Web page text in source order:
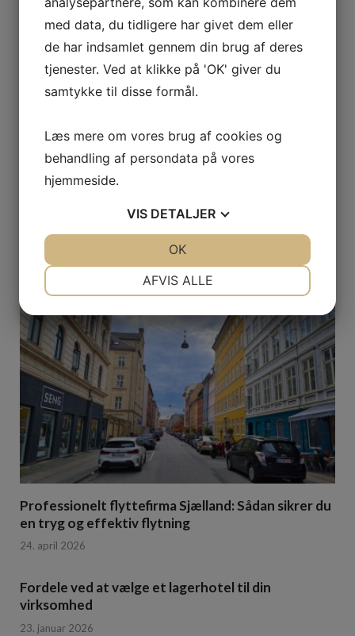
Effektiv brandlukning: Sådan beskytter du din
bygning mod brandspredning
Professionelt flyttefirma Sjælland: Sådan sikrer du
en tryg og effektiv flytning
24. april 2026
Fordele ved at vælge et lagerhotel til din
virksomhed
23. januar 2026
med data, du tidligere har givet dem eller
de har indsamlet gennem din brug af deres
tjenester. Ved at klikke på 'OK' giver du
samtykke til disse formål.
Læs mere om vores brug af cookies og
behandling af persondata på vores
hjemmeside.
VIS DETALJER
MARKETING STATISTIK
AFVIS ALLE
OK